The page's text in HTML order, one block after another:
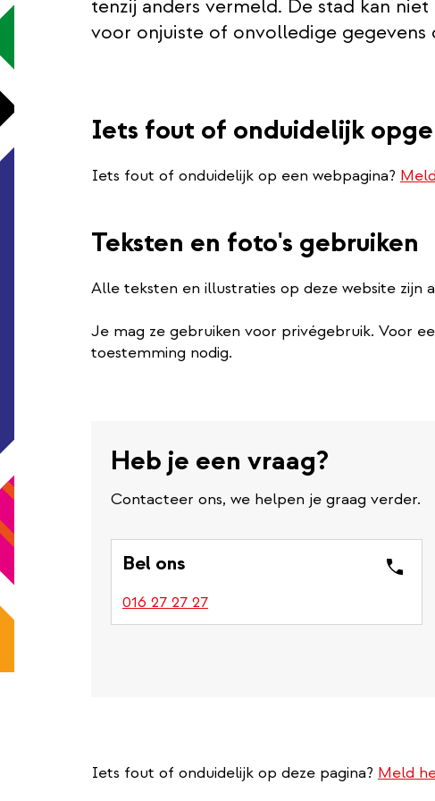
tenzij anders vermeld. De stad kan
voor onjuiste of onvolledige gegevens
Iets fout of onduidelijk
Iets fout of onduidelijk op een webpagina?
Teksten en foto's gebruiken
Alle teksten en illustraties op deze website zijn
Je mag ze gebruiken voor privégebruik. Voor
toestemming nodig.
Heb je een vraag?
Contacteer ons, we helpen je graag verder.
Bel ons
016 27 27 27
Iets fout of onduidelijk op deze pagina? Meld